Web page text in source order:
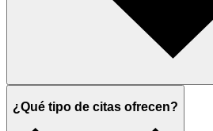
¿Qué tipo de citas ofrecen?